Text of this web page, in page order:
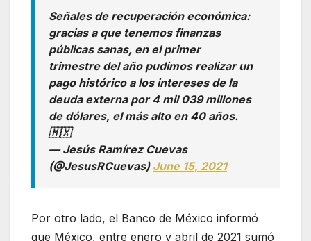
Señales de recuperación económica:
gracias a que tenemos finanzas
públicas sanas, en el primer
trimestre del año pudimos realizar un
pago histórico a los intereses de la
deuda externa por 4 mil 039 millones
de dólares, el más alto en 40 años.
🇲🇽
— Jesús Ramírez Cuevas
(@JesusRCuevas) June 15, 2021
Por otro lado, el Banco de México informó
que México, entre enero y abril de 2021 sumó